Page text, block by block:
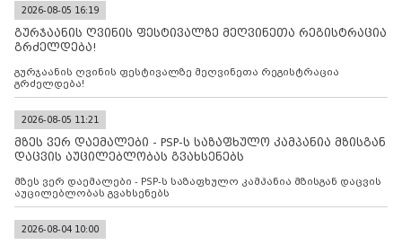
2026-08-05 16:19
გურჯაანის ღვინის ფესტივალზე მეღვინეთა რეგისტრაცია
გრძელდება!
გურჯაანის ღვინის ფესტივალზე მეღვინეთა რეგისტრაცია
გრძელდება!
2026-08-05 11:21
მზეს ვერ დაემალები - PSP-ს საზაფხულო კამპანია მზისგან
დაცვის აუცილებლობას გვახსენებს
მზეს ვერ დაემალები - PSP-ს საზაფხულო კამპანია მზისგან დაცვის
აუცილებლობას გვახსენებს
2026-08-04 10:00